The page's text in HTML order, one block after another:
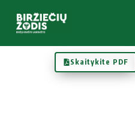
Skaitykite PDF